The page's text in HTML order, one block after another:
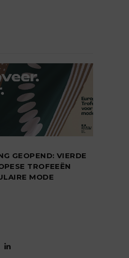
GEOPEND: VIERDE
TROFEEËN
MODE